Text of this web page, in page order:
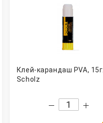
Клей-карандаш PVA, 15г.
Scholz